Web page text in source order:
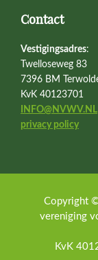
Contact
Vestigingsadres:
Twelloseweg 83
7396 BM
KvK 40123701
INFO@NVWV.NL
privacy policy
Copyright
vereniging
KvK